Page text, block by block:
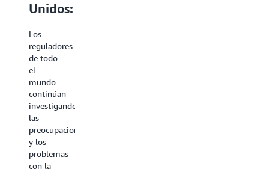
Unidos:
Los
reguladores
de todo
el
mundo
continúan
investigando
las
preocupaciones
y los
problemas
con la